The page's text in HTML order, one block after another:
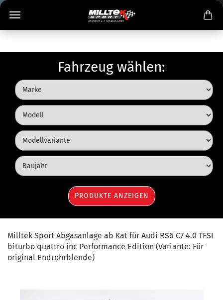
Fahrzeug wählen:
Milltek Sport Abgasanlage ab Kat für Audi RS6 C7 4.0 TFSI
biturbo quattro inc Performance Edition (Variante: Für
original Endrohrblende)